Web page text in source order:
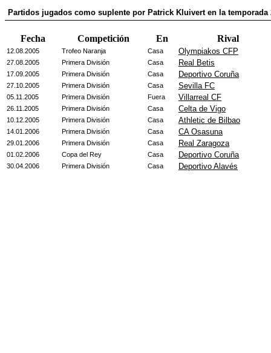
Partidos jugados como suplente por Patrick Kluivert en la temporada
Fecha Competición En Rival
12.08.2005 Trofeo Naranja Casa Olympiakos CFP
27.08.2005 Primera División Casa Real Betis
17.09.2005 Primera División Casa Deportivo Coruña
27.10.2005 Primera División Casa Sevilla FC
05.11.2005 Primera División Fuera Villarreal CF
26.11.2005 Primera División Casa Celta de Vigo
10.12.2005 Primera División Casa Athletic de Bilbao
14.01.2006 Primera División Casa CA Osasuna
29.01.2006 Primera División Casa Real Zaragoza
01.02.2006 Copa del Rey Casa Deportivo Coruña
30.04.2006 Primera División Casa Deportivo Alavés